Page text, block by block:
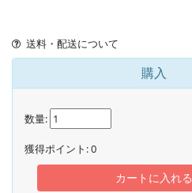
送料・配送について
購入
数量:
獲得ポイント:0
カートに入れる